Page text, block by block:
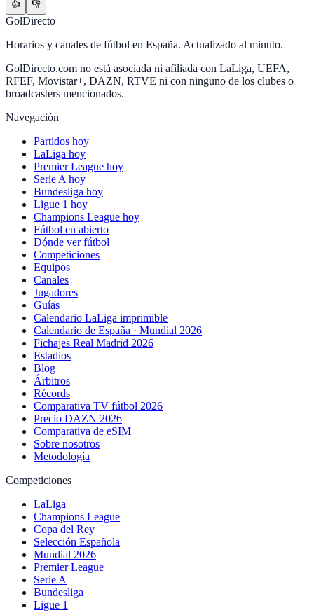
👍 👎
GolDirecto
Horarios y canales de fútbol en España. Actualizado al minuto.
GolDirecto.com no está asociada ni afiliada con LaLiga, UEFA,
RFEF, Movistar+, DAZN, RTVE ni con ninguno de los clubes o
broadcasters mencionados.
Navegación
Partidos hoy
LaLiga hoy
Premier League hoy
Serie A hoy
Bundesliga hoy
Ligue 1 hoy
Champions League hoy
Fútbol en abierto
Dónde ver fútbol
Competiciones
Equipos
Canales
Jugadores
Guías
Calendario LaLiga imprimible
Calendario de España · Mundial 2026
Fichajes Real Madrid 2026
Estadios
Blog
Árbitros
Récords
Comparativa TV fútbol 2026
Precio DAZN 2026
Comparativa de eSIM
Sobre nosotros
Metodología
Competiciones
LaLiga
Champions League
Copa del Rey
Selección Española
Mundial 2026
Premier League
Serie A
Bundesliga
Ligue 1